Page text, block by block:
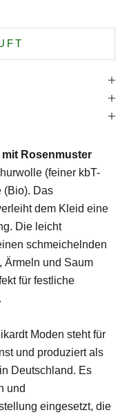
Rosenmuster
(feiner kbT-
(Bio). Das
dem Kleid eine
Die leicht
schmeichelnden
Ärmeln und Saum
für festliche
Moden steht für
und produziert als
Deutschland. Es
und
eingesetzt, die